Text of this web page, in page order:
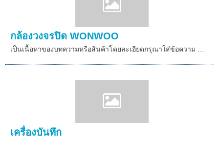
กล้องวงจรปิด WONWOO
เป็นเนื้อหาของบทความหรือสินค้าโดยละเอียดกรุณาใส่ข้อความ …
เครื่องบันทึก